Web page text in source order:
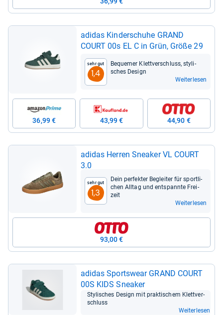
adi­das Kin­der­schuhe GRAND
COURT 00s EL C in Grün, Größe 29
Sehr gut
1,4
Beque­mer Klett­ver­schluss, sty­li­
sches Design
Weiterlesen
36,99 € 43,99 € 44,90 €
adi­das Her­ren Snea­ker VL COURT
3.0
Sehr gut
1,3
Dein per­fek­ter Beglei­ter für sport­li­
chen All­tag und ent­spannte Frei­
zeit
Weiterlesen
93,00 €
adi­das Sports­wear GRAND COURT
00S KIDS Snea­ker
Sty­li­sches Design mit prak­ti­schem Klett­ver­
schluss
Weiterlesen